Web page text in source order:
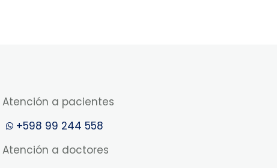
Atención a pacientes
+598 99 244 558
Atención a doctores